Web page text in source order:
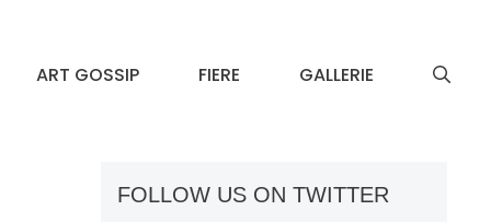
ART GOSSIP FIERE GALLERIE
FOLLOW US ON TWITTER